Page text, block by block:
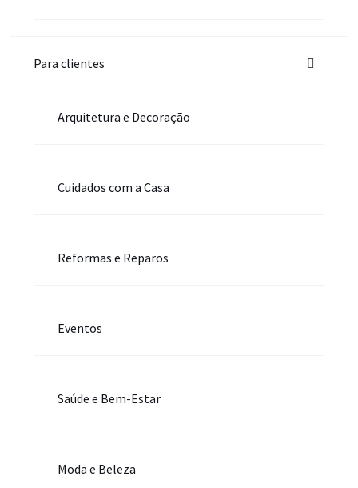
Para clientes
Arquitetura e Decoração
Cuidados com a Casa
Reformas e Reparos
Eventos
Saúde e Bem-Estar
Moda e Beleza